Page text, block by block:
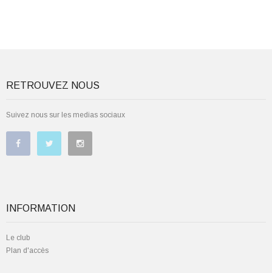
RETROUVEZ NOUS
Suivez nous sur les medias sociaux
INFORMATION
Le club
Plan d'accès